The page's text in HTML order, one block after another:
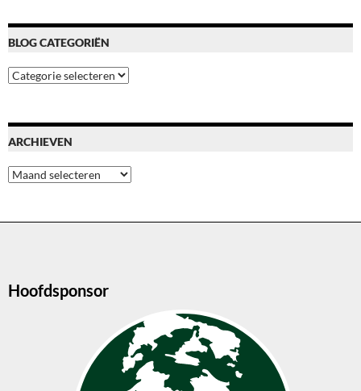
BLOG CATEGORIËN
Blog
categoriën
ARCHIEVEN
Archieven
Hoofdsponsor